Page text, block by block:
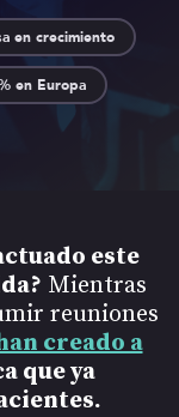
en crecimiento
en Europa
este
Mientras
reuniones
creado a
que ya